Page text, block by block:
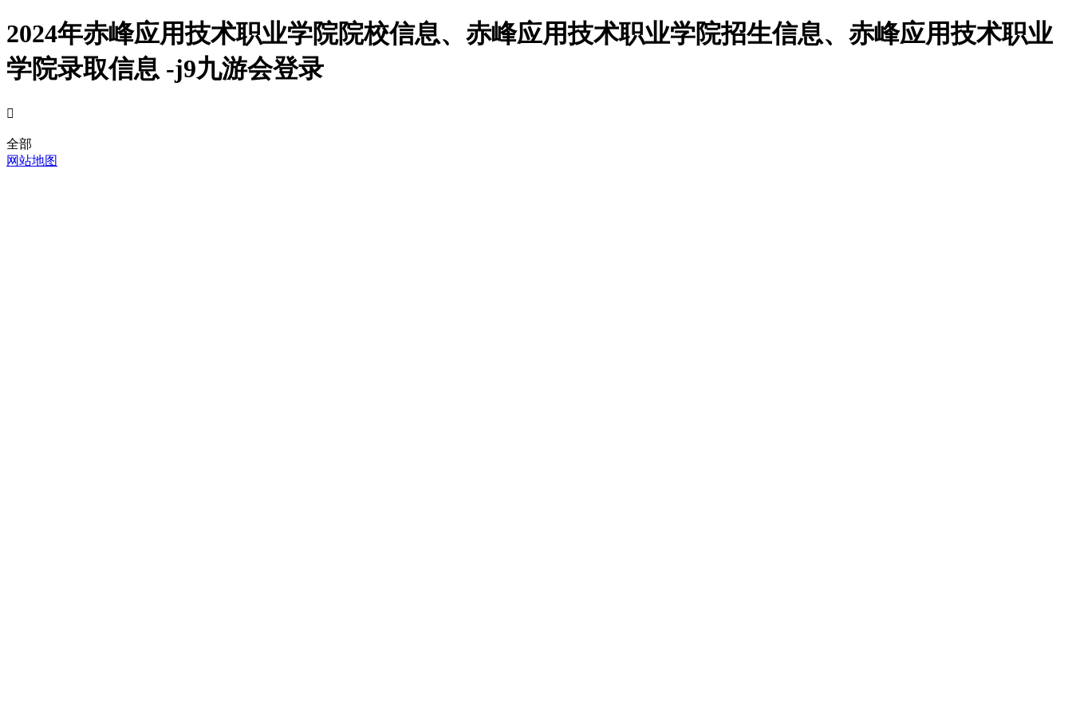
2024年赤峰应用技术职业学院院校信息、赤峰应用技术职业学院招生信息、赤峰应用技术职业
学院录取信息 -j9九游会登录

全部
网站地图